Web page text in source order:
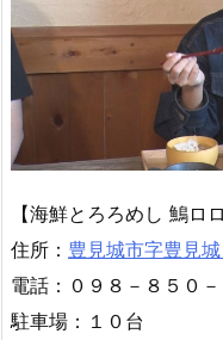
【海鮮とろろめし 鷠ロ
住所： 豊見城市字豊見
電話：０９８－８５０
駐車場：１０台